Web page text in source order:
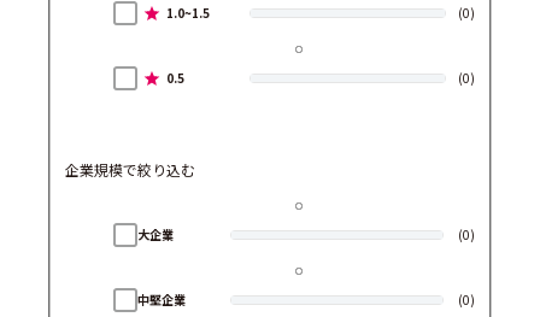
1.0~1.5 (0)
0.5 (0)
企業規模で絞り込む
大企業 (0)
中堅企業 (0)